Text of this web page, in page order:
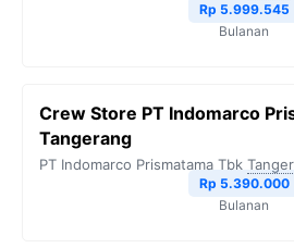
Rp 5.999.545
Bulanan
Crew Store PT Indomarco
Tangerang
PT Indomarco Prismatama Tbk
Rp 5.390.000
Bulanan